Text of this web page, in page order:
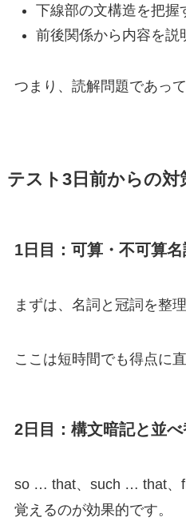
下線部の文構造を把握
前後関係から内容を説
つまり、読解問題であっ
テスト3日前からの対
1日目：可算・不可算
まずは、名詞と冠詞を整
ここは短時間でも得点に直
2日目：構文暗記と並べ
so … that、such … that、
覚えるのが効果的です。